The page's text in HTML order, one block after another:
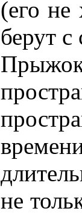
(его не
берут с
Прыжок
не